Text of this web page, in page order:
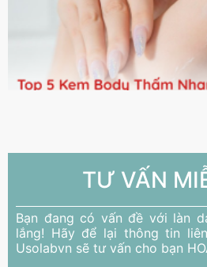
TƯ VẤN
Bạn đang có vấn đề với làn
lắng! Hãy để lại thông tin
Usolabvn sẽ tư vấn cho bạn